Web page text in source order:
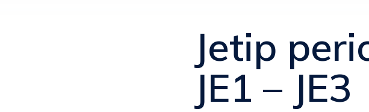
Jetip
JE1 – JE3